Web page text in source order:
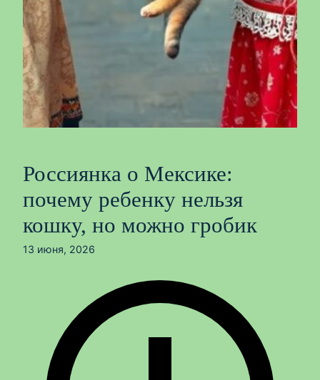
Россиянка о Мексике:
почему ребенку нельзя
кошку, но можно гробик
13 июня, 2026